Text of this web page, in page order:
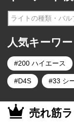
人気キーワ
200 ハイエース
D4S 33 シ
売れ筋